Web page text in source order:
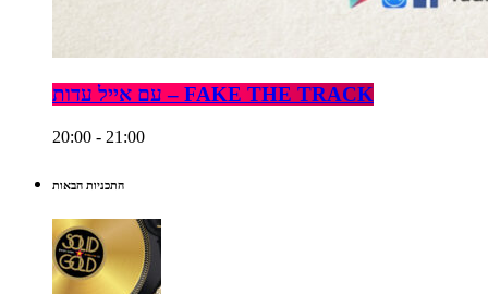
עם אייל עדות – FAKE THE TRACK
20:00 - 21:00
התכניות הבאות